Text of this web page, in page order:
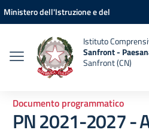
Vai ai contenuti
Vai al menu di navigazione
Vai al footer
Ministero dell'Istruzione e del
Istituto
Sanfront -
Sanfront (CN)
Documento programmatico
PN 2021-2027 -